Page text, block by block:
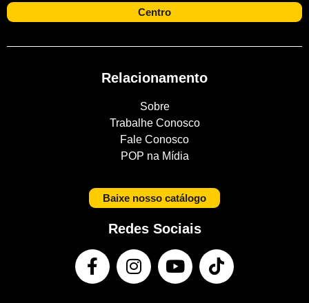
Centro
Relacionamento
Sobre
Trabalhe Conosco
Fale Conosco
POP na Mídia
Baixe nosso catálogo
Redes Sociais